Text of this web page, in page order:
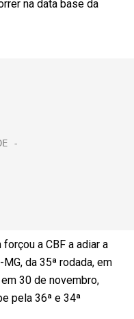
na data base da
a CBF a adiar a
da 35ª rodada, em
30 de novembro,
pela 36ª e 34ª